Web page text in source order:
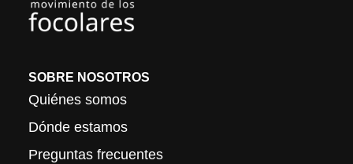
SOBRE NOSOTROS
Quiénes somos
Dónde estamos
Preguntas frecuentes